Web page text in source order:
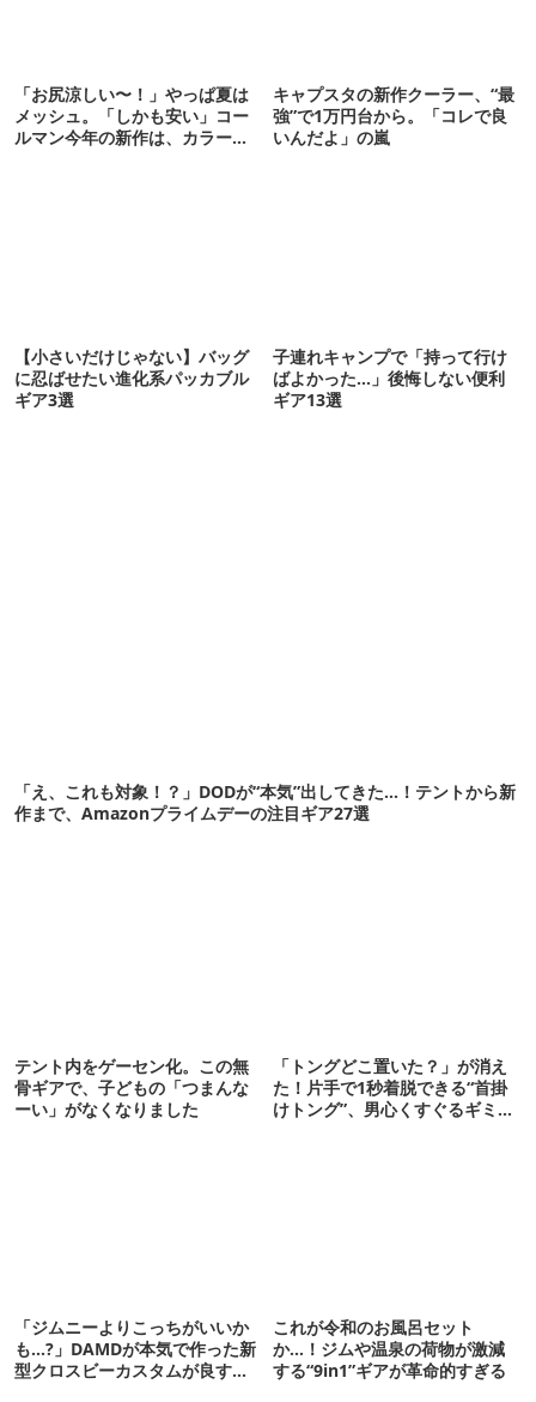
「お尻涼しい〜！」やっぱ夏は
メッシュ。「しかも安い」コー
ルマン今年の新作は、カラーも
キャプスタの新作クーラー、“最
強”で1万円台から。「コレで良
いんだよ」の嵐
【小さいだけじゃない】バッグ
に忍ばせたい進化系パッカブル
ギア3選
子連れキャンプで「持って行け
ばよかった…」後悔しない便利
ギア13選
「え、これも対象！？」DODが“本気”出してきた…！テントから新
作まで、Amazonプライムデーの注目ギア27選
テント内をゲーセン化。この無
骨ギアで、子どもの「つまんな
ーい」がなくなりました
「トングどこ置いた？」が消え
た！片手で1秒着脱できる“首掛
けトング”、男心くすぐるギミッ
「ジムニーよりこっちがいいか
も…?」DAMDが本気で作った新
型クロスビーカスタムが良すぎ
これが令和のお風呂セット
か…！ジムや温泉の荷物が激減
する“9in1”ギアが革命的すぎる